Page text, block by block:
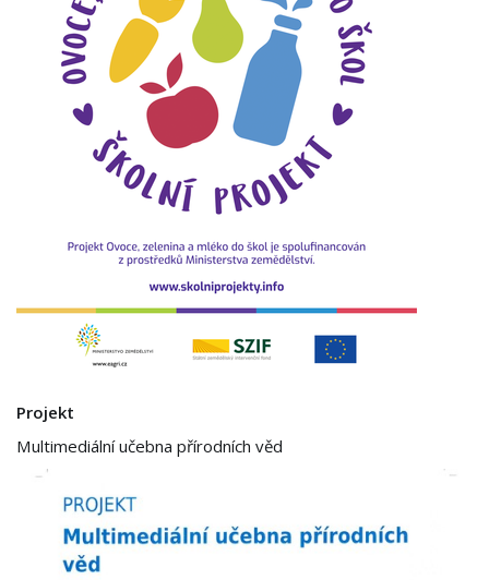
Projekt
Multimediální učebna přírodních věd